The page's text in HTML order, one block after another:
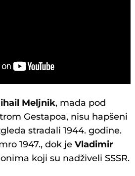
Meljnik, mada pod
Gestapoa, nisu hapšeni
stradali 1944. godine.
1947., dok jeVladimir
koji su nadživeli SSSR.